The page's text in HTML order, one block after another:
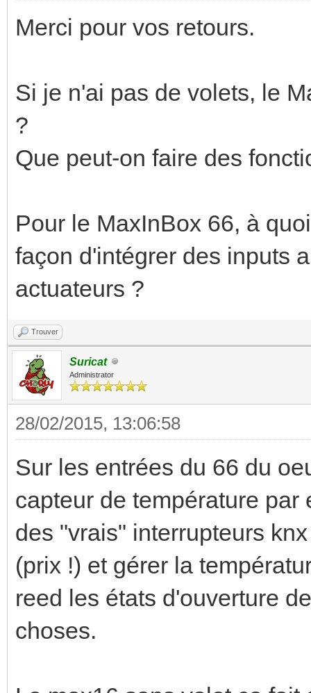
Merci pour vos retours.
Si je n'ai pas de volets, le
?
Que peut-on faire des
Pour le MaxInBox 66, à
façon d'intégrer des inputs
actuateurs ?
Trouver
Suricat
Administrator
28/02/2015, 13:06:58
Sur les entrées du 66 du
capteur de température
des "vrais" interrupteurs
(prix !) et gérer la
reed les états d'ouverture
choses.